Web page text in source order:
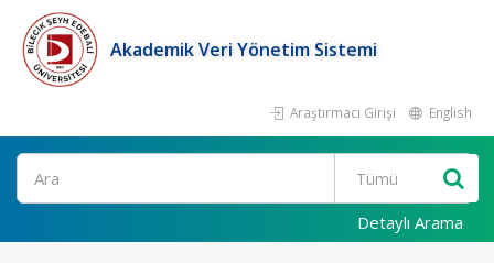
Akademik Veri Yönetim Sistemi
Araştırmacı Girişi English
Ara
Detaylı Arama